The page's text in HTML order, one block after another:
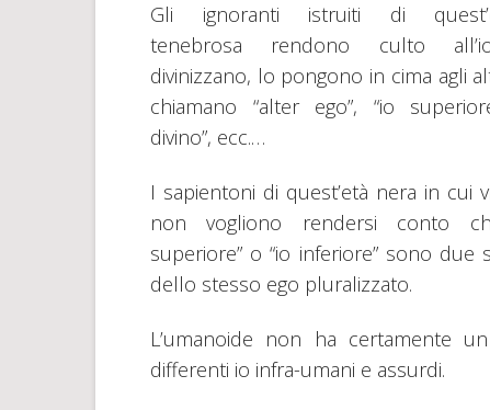
Gli ignoranti istruiti di
tenebrosa rendono culto
divinizzano, lo pongono in cima agli
chiamano “alter ego”, “io
divino”, ecc.…
I sapientoni di quest’età nera in cui
non vogliono rendersi conto
superiore” o “io inferiore” sono due
dello stesso ego pluralizzato.
L’umanoide non ha certamente
differenti io infra-umani e assurdi.